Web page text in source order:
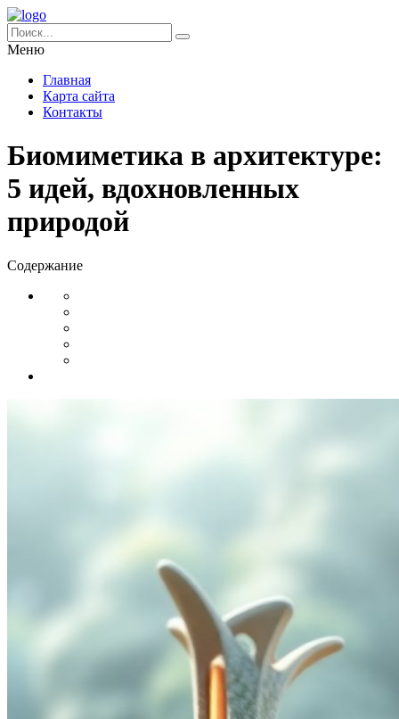
Меню
Главная
Карта сайта
Контакты
Биомиметика в архитектуре:
5 идей, вдохновленных
природой
Содержание